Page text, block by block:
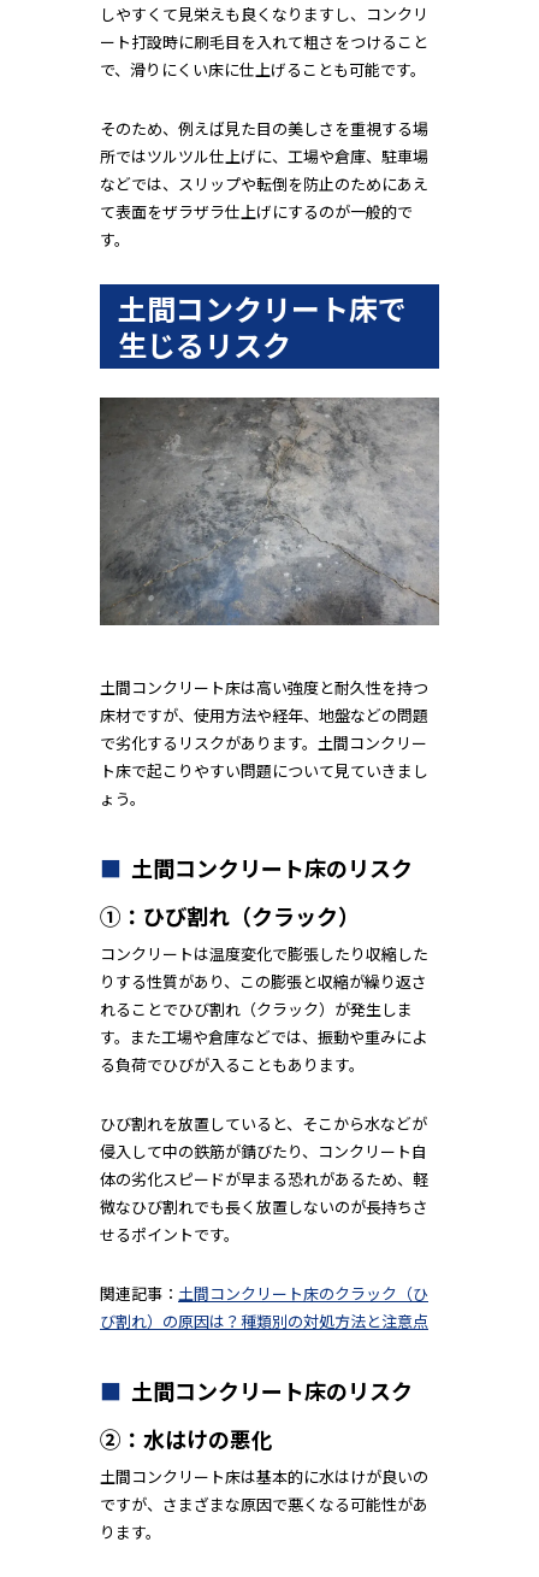
しやすくて見栄えも良くなりますし、コンクリ
ート打設時に刷毛目を入れて粗さをつけること
で、滑りにくい床に仕上げることも可能です。
そのため、例えば見た目の美しさを重視する場
所ではツルツル仕上げに、工場や倉庫、駐車場
などでは、スリップや転倒を防止のためにあえ
て表面をザラザラ仕上げにするのが一般的で
す。
土間コンクリート床で
生じるリスク
土間コンクリート床は高い強度と耐久性を持つ
床材ですが、使用方法や経年、地盤などの問題
で劣化するリスクがあります。土間コンクリー
ト床で起こりやすい問題について見ていきまし
ょう。
土間コンクリート床のリスク
①：ひび割れ（クラック）
コンクリートは温度変化で膨張したり収縮した
りする性質があり、この膨張と収縮が繰り返さ
れることでひび割れ（クラック）が発生しま
す。また工場や倉庫などでは、振動や重みによ
る負荷でひびが入ることもあります。
ひび割れを放置していると、そこから水などが
侵入して中の鉄筋が錆びたり、コンクリート自
体の劣化スピードが早まる恐れがあるため、軽
微なひび割れでも長く放置しないのが長持ちさ
せるポイントです。
関連記事： 土間コンクリート床のクラック（ひ
び割れ）の原因は？種類別の対処方法と注意点
土間コンクリート床のリスク
②：水はけの悪化
土間コンクリート床は基本的に水はけが良いの
ですが、さまざまな原因で悪くなる可能性があ
ります。